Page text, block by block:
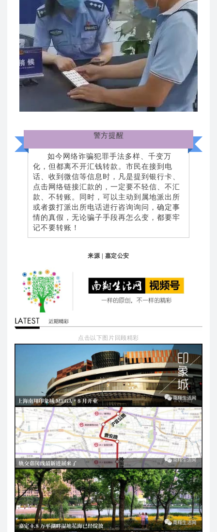
警方提醒
如今网络诈骗犯罪手法多样、千变万
化，但都离不开汇钱转款。市民在接到电
话、收到微信等信息时，凡是提到银行卡、
点击网络链接汇款的，一定要不轻信、不汇
款、不转账。同时，可以主动到属地派出所
或者拨打派出所电话进行咨询询问，确定事
情的真假，无论骗子手段再怎么变，都要牢
记不要转账！
来源| 嘉定公安
点击以下图片回顾精彩